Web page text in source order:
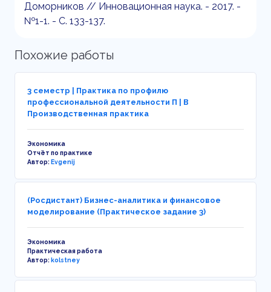
Доморников // Инновационная наука. - 2017. -
№1-1. - С. 133-137.
Похожие работы
3 семестр | Практика по профилю
профессиональной деятельности П | В
Производственная практика
Экономика
Отчёт по практике
Автор:Evgenij
(Росдистант) Бизнес-аналитика и финансовое
моделирование (Практическое задание 3)
Экономика
Практическая работа
Автор:kolstney